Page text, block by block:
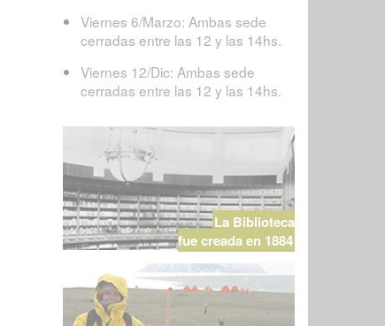
Viernes 6/Marzo: Ambas sede
cerradas entre las 12 y las 14hs.
Viernes 12/Dic: Ambas sede
cerradas entre las 12 y las 14hs.
La Biblioteca
fue creada en 1884